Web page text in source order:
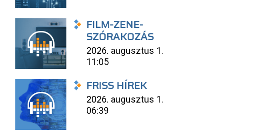
FILM-ZENE-
SZÓRAKOZÁS
2026. augusztus 1.
11:05
FRISS HÍREK
2026. augusztus 1.
06:39